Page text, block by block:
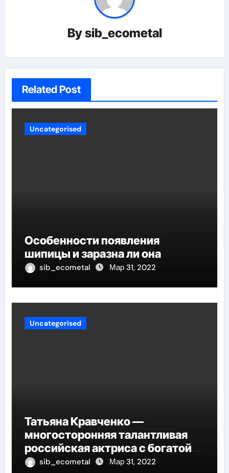
Bysib_ecometal
Related Post
Uncategorised
Особенности появления
шипицы и заразна ли она
sib_ecometal Мар 31, 2022
Uncategorised
Татьяна Кравченко —
многосторонняя талантливая
российская актриса с богатой
биографией и успешной
sib_ecometal Мар 31, 2022